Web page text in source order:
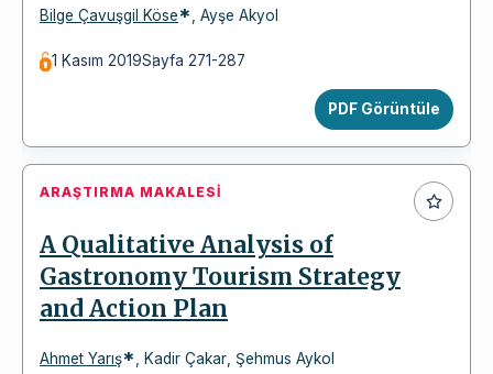
Bilge Çavuşgil Köse*, Ayşe Akyol
1 Kasım 2019Sayfa 271-287
PDF Görüntüle
ARAŞTIRMA MAKALESI
A Qualitative Analysis of
Gastronomy Tourism Strategy
and Action Plan
Ahmet Yarış*, Kadir Çakar, Şehmus Aykol